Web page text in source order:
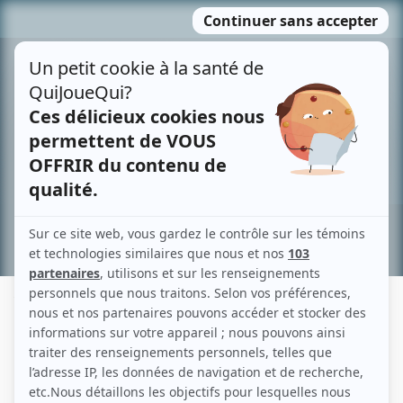
MENU
contenu
Recherche avancée »
YANNICK BERGERON
Liens
Fiche de Yannick Bergeron sur Showbizz.net